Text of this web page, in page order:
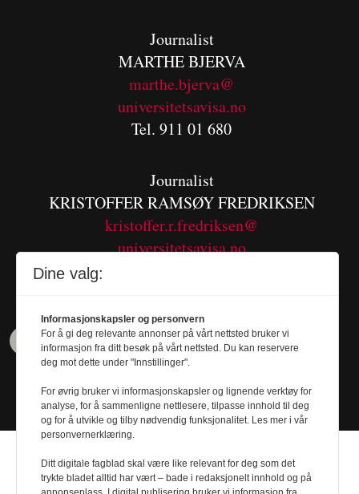
Journalist
MARTHE BJERVA
marthe.bjerva@
universitetsavisa.no
Tel. 911 01 680
Journalist
KRISTOFFER RAMSØY FREDRIKSEN
kristoffer.r.fredriksen@
universitetsavisa.no
Dine valg:
Informasjonskapsler og personvern
For å gi deg relevante annonser på vårt nettsted bruker vi
informasjon fra ditt besøk på vårt nettsted. Du kan reservere
deg mot dette under "Innstillinger".
For øvrig bruker vi informasjonskapsler og lignende verktøy for
analyse, for å sammenligne nettlesere, tilpasse innhold til deg
og for å utvikle og tilby nødvendig funksjonalitet. Les mer i vår
personvernerklæring.
Ditt digitale fagblad skal være like relevant for deg som det
trykte bladet alltid har vært – bade i redaksjonelt innhold og på